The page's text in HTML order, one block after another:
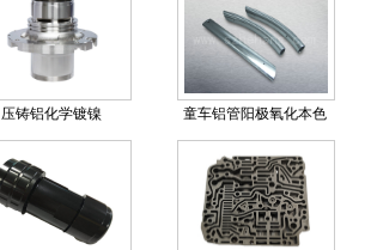
压铸铝化学镀镍 童车铝管阳极氧化本色